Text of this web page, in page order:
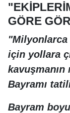
GÖRE
"Milyonlarca
için yollara
kavuşmanın
Bayramı
Bayram